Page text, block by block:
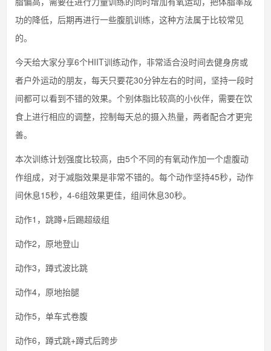
功的降低，后期再进行一些腹肌训练，这种方法属于比较常见
的。
今天给大家分享6个HIIT训练动作，非常适合没时间去健身房或
者户外运动的朋友，每天只要花30分钟左右的时间，坚持一段时
间都可以看到不错的效果。个别体脂比较高的小伙伴，需要在饮
食上进行相应的调整，控制每天总的摄入热量，两者配合才更完
善。
本次训练计划强度比较高，由5个不同的有氧动作加一个虐腹动
作组成，对于减脂效果是非常不错的。每个动作坚持45秒，动作
间休息15秒，4-6组效果更佳，组间休息30秒。
动作1，跳蹲+后踢超级组
动作2，原地登山
动作3，蹲式波比跳
动作4，原地抬腿
动作5，单车式卷腹
动作6，蹲式跳+蹲式后跨步